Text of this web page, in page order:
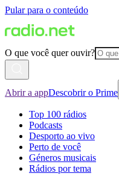
Pular para o conteúdo
O que você quer ouvir?
Abrir a appDescobrir o Prime
Top 100 rádios
Podcasts
Desporto ao vivo
Perto de você
Géneros musicais
Rádios por tema